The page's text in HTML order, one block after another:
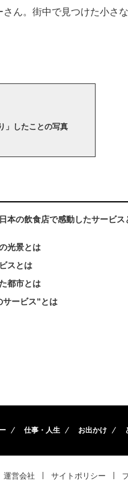
ん。街中で見つけた小さな
」したことの写真
本の飲食店で感動したサービス
光景とは
スとは
都市とは
ービス”とは
仕事・人生 お出かけ
運営会社 サイトポリシー